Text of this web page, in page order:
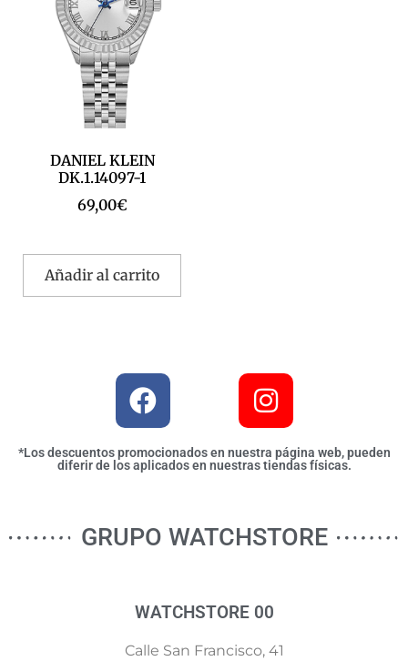
DANIEL KLEIN
DK.1.14097-1
69,00€
Añadir al carrito
*Los descuentos promocionados en nuestra página web, pueden
diferir de los aplicados en nuestras tiendas físicas.
GRUPO WATCHSTORE
WATCHSTORE 00
Calle San Francisco, 41